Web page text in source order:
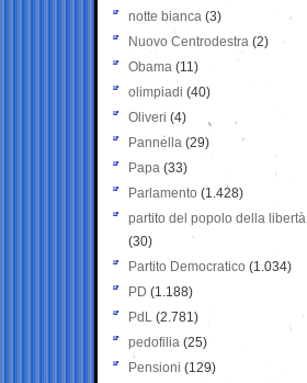
notte bianca (3)
Nuovo Centrodestra (2)
Obama (11)
olimpiadi (40)
Oliveri (4)
Pannella (29)
Papa (33)
Parlamento (1.428)
partito del popolo della libertà
(30)
Partito Democratico (1.034)
PD (1.188)
PdL (2.781)
pedofilia (25)
Pensioni (129)